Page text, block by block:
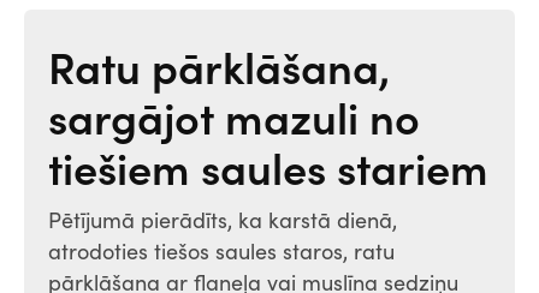
Ratu pārklāšana,
sargājot mazuli no
tiešiem saules stariem
Pētījumā pierādīts, ka karstā dienā,
atrodoties tiešos saules staros, ratu
pārklāšana ar flaneļa vai muslīna sedziņu